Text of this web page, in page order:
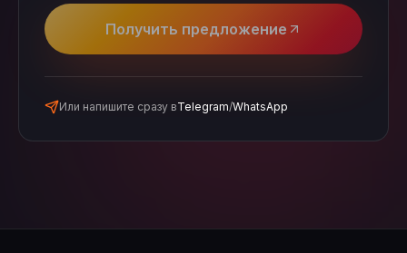
Получить предложение
Или напишите сразу вTelegram/WhatsApp